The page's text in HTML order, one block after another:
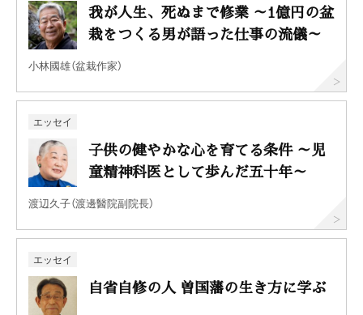
我が人生、死ぬまで修業 ～1億円の盆
栽をつくる男が語った仕事の流儀～
小林國雄（盆栽作家）
エッセイ
子供の健やかな心を育てる条件 ～児
童精神科医として歩んだ五十年～
渡辺久子（渡邊醫院副院長）
エッセイ
自省自修の人 曽国藩の生き方に学ぶ